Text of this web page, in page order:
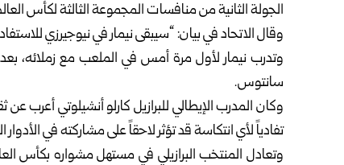
الجولة الثانية من منافسات المجموعة الثالثة لكأس العالم
وقال الاتحاد في بيان: “سيبقى نيمار في نيوجيرزي
وتدرب نيمار لأول مرة أمس في الملعب مع زملائه،
سانتوس.
وكان المدرب الإيطالي للبرازيل كارلو أنشيلوتي أعرب
تفادياً لأي انتكاسة قد تؤثر لاحقاً على مشاركته في
وتعادل المنتخب البرازيلي في مستهل مشواره بكأس